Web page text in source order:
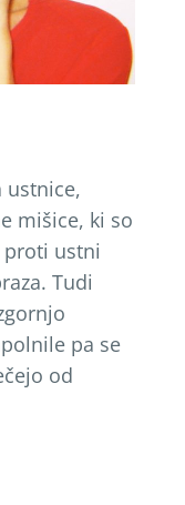
ustnice,
mišice, ki so
proti ustni
Tudi
pa se
od